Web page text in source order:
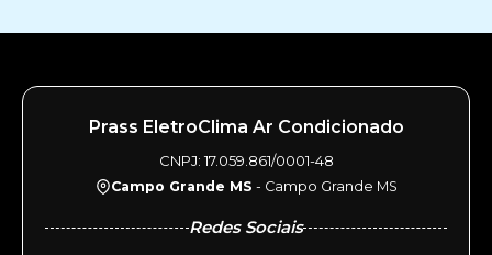
Prass EletroClima Ar Condicionado
CNPJ: 17.059.861/0001-48
Campo Grande MS - Campo Grande MS
Redes Sociais